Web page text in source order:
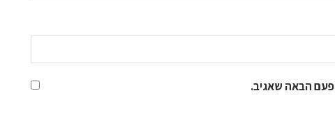
הבאה שאגיב.